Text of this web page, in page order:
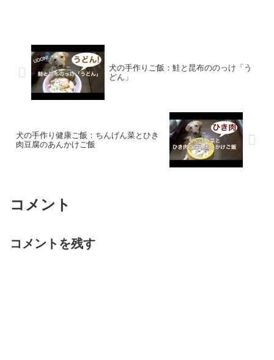
犬の手作りご飯：鮭と昆布ののっけ「う
どん」
犬の手作り健康ご飯：ちんげん菜とひき
肉豆腐のあんかけご飯
コメント
コメントを残す